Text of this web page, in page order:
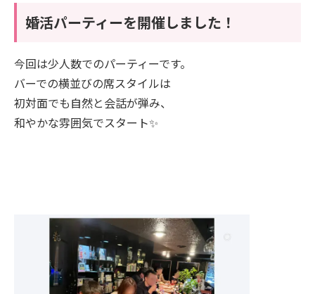
婚活パーティーを開催しました！
今回は少人数でのパーティーです。
バーでの横並びの席スタイルは
初対面でも自然と会話が弾み、
和やかな雰囲気でスタート✨